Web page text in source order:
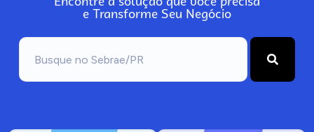
e Transforme Seu Negócio